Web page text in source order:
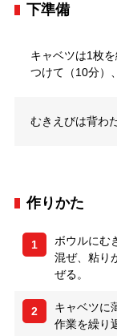
下準備
キャベツは1枚
つけて（10分）
むきえびは背わ
作りかた
1
ボウルにむ
混ぜ、粘り
ぜる。
2
キャベツに
作業を繰り